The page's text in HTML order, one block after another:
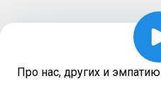
Про нас, других и эмпатию